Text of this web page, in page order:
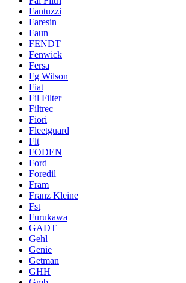
Fantuzzi
Faresin
Faun
FENDT
Fenwick
Fersa
Fg Wilson
Fiat
Fil Filter
Filtrec
Fiori
Fleetguard
Flt
FODEN
Ford
Foredil
Fram
Franz Kleine
Fst
Furukawa
GADT
Gehl
Genie
Getman
GHH